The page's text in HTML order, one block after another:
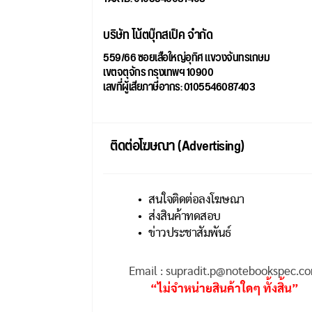
บริษัท โน้ตบุ๊กสเป็ค จำกัด
559/66 ซอยเสือใหญ่อุทิศ แขวงจันทรเกษม
เขตจตุจักร กรุงเทพฯ 10900
เลขที่ผู้เสียภาษีอากร: 0105546087403
ติดต่อโฆษณา (Advertising)
สนใจติดต่อลงโฆษณา
ส่งสินค้าทดสอบ
ข่าวประชาสัมพันธ์
Email :
“ไม่จำหน่ายสินค้าใดๆ ทั้งสิ้น”